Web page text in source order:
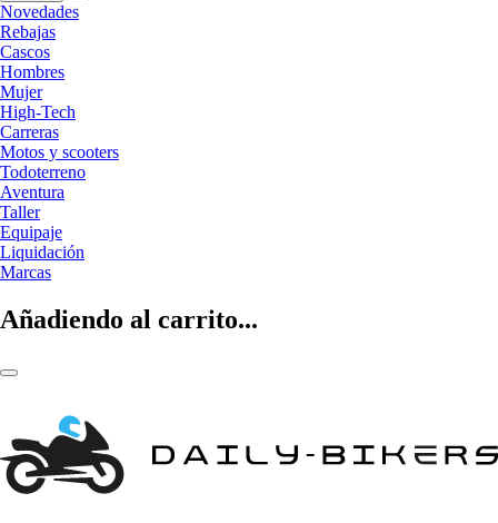
Novedades
Rebajas
Cascos
Hombres
Mujer
High-Tech
Carreras
Motos y scooters
Todoterreno
Aventura
Taller
Equipaje
Liquidación
Marcas
Añadiendo al carrito...